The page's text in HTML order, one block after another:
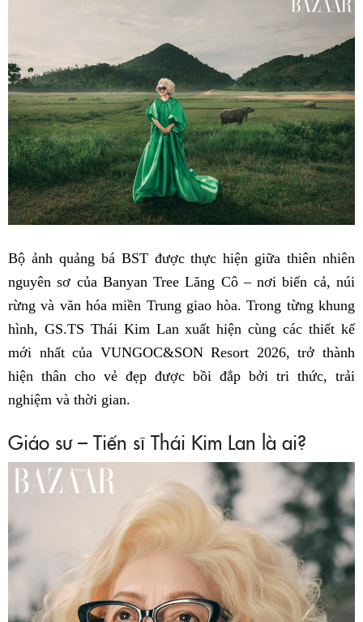
Bộ ảnh quảng bá BST được thực hiện giữa thiên nhiên
nguyên sơ của Banyan Tree Lăng Cô – nơi biển cả, núi
rừng và văn hóa miền Trung giao hòa. Trong từng khung
hình, GS.TS Thái Kim Lan xuất hiện cùng các thiết kế
mới nhất của VUNGOC&SON Resort 2026, trở thành
hiện thân cho vẻ đẹp được bồi đắp bởi tri thức, trải
nghiệm và thời gian.
Giáo sư – Tiến sĩ Thái Kim Lan là ai?